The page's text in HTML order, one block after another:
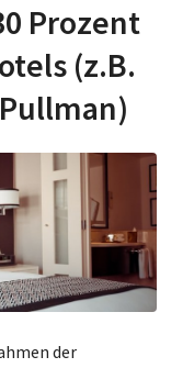
Prozent
(z.B.
der